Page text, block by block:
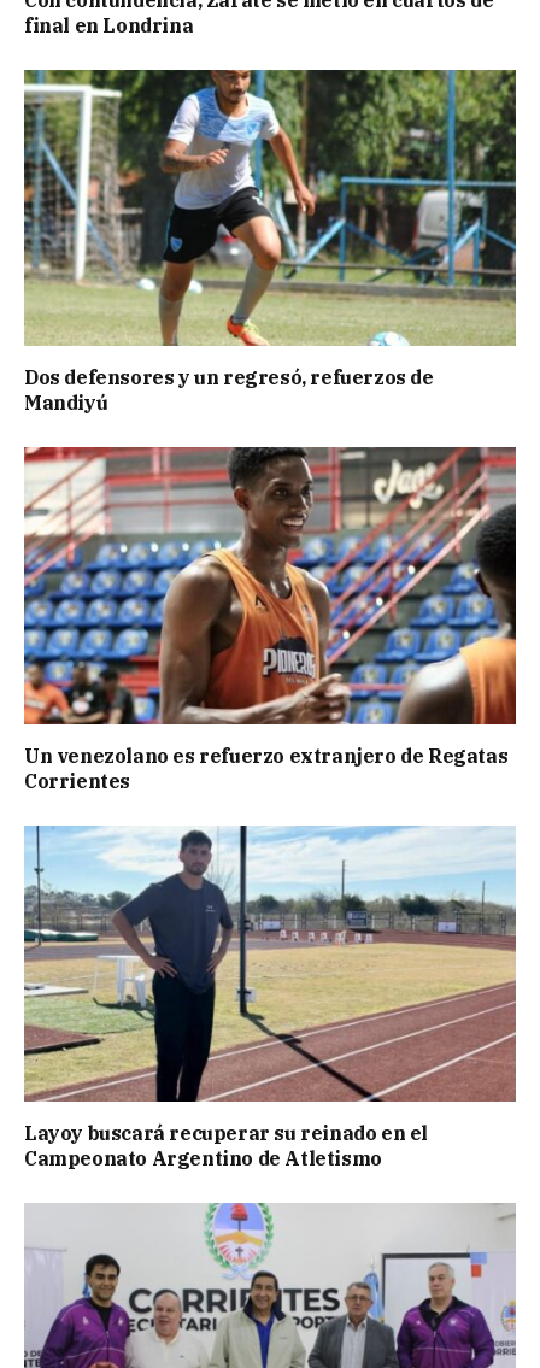
final en Londrina
Dos defensores y un regresó, refuerzos de
Mandiyú
Un venezolano es refuerzo extranjero de Regatas
Corrientes
Layoy buscará recuperar su reinado en el
Campeonato Argentino de Atletismo